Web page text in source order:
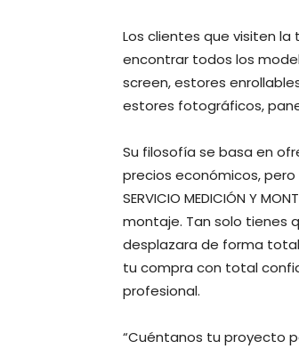
Los clientes que visiten
encontrar todos los
screen, estores
estores fotográficos,
Su filosofía se basa en
precios económicos,
SERVICIO MEDICIÓN Y
montaje. Tan solo tienes
desplazara de forma
tu compra con total
profesional.
“Cuéntanos tu proyecto